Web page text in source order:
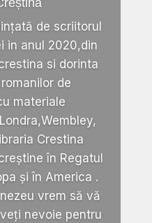
de scriitorul
in anul 2020,din
si dorinta
de
materiale
Crestina
în Regatul
și în America .
vrem să vă
nevoie pentru